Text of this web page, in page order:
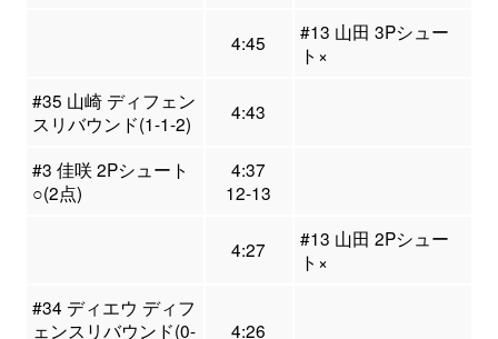
4:45
#13 山田 3Pシュー
ト×
#35 山崎 ディフェン
スリバウンド(1-1-2)
4:43
#3 佳咲 2Pシュート
○(2点)
4:37
12-13
4:27
#13 山田 2Pシュー
ト×
#34 ディエウ ディフ
ェンスリバウンド(0-
4:26